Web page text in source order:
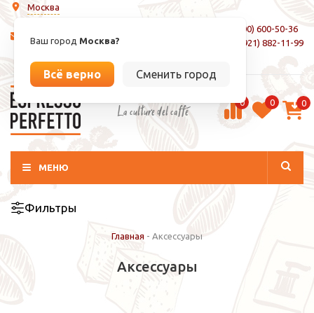
Москва
Ваш город Москва?
Всё верно Сменить город
info@espressoperfetto.ru
8 (800) 600-50-36
+7 (921) 882-11-99
La culture del caffé 0 0 0
МЕНЮ
Фильтры
Главная - Аксессуары
Аксессуары